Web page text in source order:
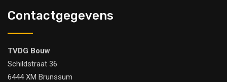
Contactgegevens
TVDG Bouw
Schildstraat 36
6444 XM Brunssum